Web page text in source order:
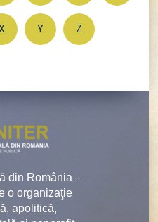
Y Z
din România –
o organizaţie
apolitică,